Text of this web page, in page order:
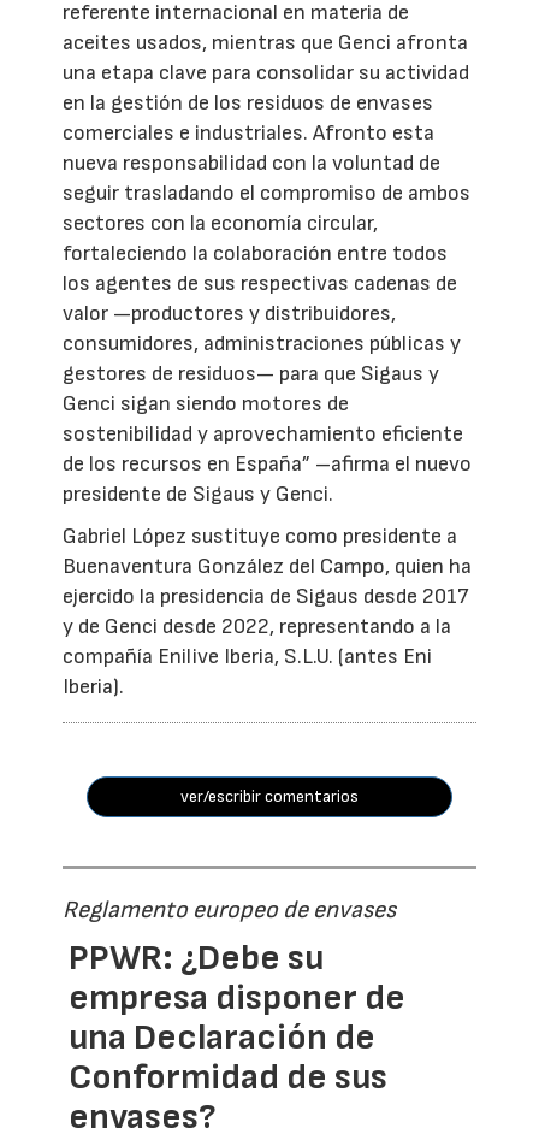
referente internacional en materia de
aceites usados, mientras que Genci afronta
una etapa clave para consolidar su actividad
en la gestión de los residuos de envases
comerciales e industriales. Afronto esta
nueva responsabilidad con la voluntad de
seguir trasladando el compromiso de ambos
sectores con la economía circular,
fortaleciendo la colaboración entre todos
los agentes de sus respectivas cadenas de
valor —productores y distribuidores,
consumidores, administraciones públicas y
gestores de residuos— para que Sigaus y
Genci sigan siendo motores de
sostenibilidad y aprovechamiento eficiente
de los recursos en España” –afirma el nuevo
presidente de Sigaus y Genci.
Gabriel López sustituye como presidente a
Buenaventura González del Campo, quien ha
ejercido la presidencia de Sigaus desde 2017
y de Genci desde 2022, representando a la
compañía Enilive Iberia, S.L.U. (antes Eni
Iberia).
ver/escribir comentarios
Reglamento europeo de envases
PPWR: ¿Debe su
empresa disponer de
una Declaración de
Conformidad de sus
envases?